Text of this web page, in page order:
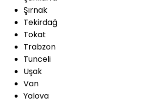
Şırnak
Tekirdağ
Tokat
Trabzon
Tunceli
Uşak
Van
Yalova